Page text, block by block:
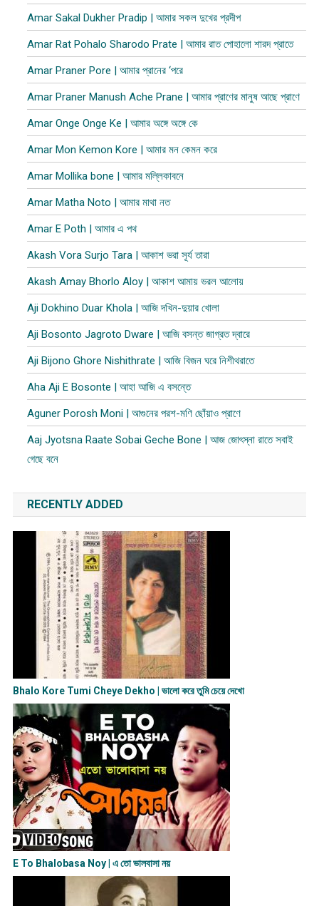
Amar Sakal Dukher Pradip | আমার সকল দুখের প্রদীপ
Amar Rat Pohalo Sharodo Prate | আমার রাত পোহালো শারদ প্রাতে
Amar Praner Pore | আমার প্রানের ‘পরে
Amar Praner Manush Ache Prane | আমার প্রাণের মানুষ আছে প্রাণে
Amar Onge Onge Ke | আমার অঙ্গে অঙ্গে কে
Amar Mon Kemon Kore | আমার মন কেমন করে
Amar Mollika bone | আমার মল্লিকাবনে
Amar Matha Noto | আমার মাথা নত
Amar E Poth | আমার এ পথ
Akash Vora Surjo Tara | আকাশ ভরা সূর্য তারা
Akash Amay Bhorlo Aloy | আকাশ আমায় ভরল আলোয়
Aji Dokhino Duar Khola | আজি দখিন-দুয়ার খোলা
Aji Bosonto Jagroto Dware | আজি বসন্ত জাগ্রত দ্বারে
Aji Bijono Ghore Nishithrate | আজি বিজন ঘরে নিশীথরাতে
Aha Aji E Bosonte | আহা আজি এ বসন্তে
Aguner Porosh Moni | আগুনের পরশ-মণি ছোঁয়াও প্রাণে
Aaj Jyotsna Raate Sobai Geche Bone | আজ জোৎস্না রাতে সবাই
গেছে বনে
RECENTLY ADDED
Bhalo Kore Tumi Cheye Dekho | ভালো করে তুমি চেয়ে দেখো
E To Bhalobasa Noy | এ তো ভালবাসা ন​য়